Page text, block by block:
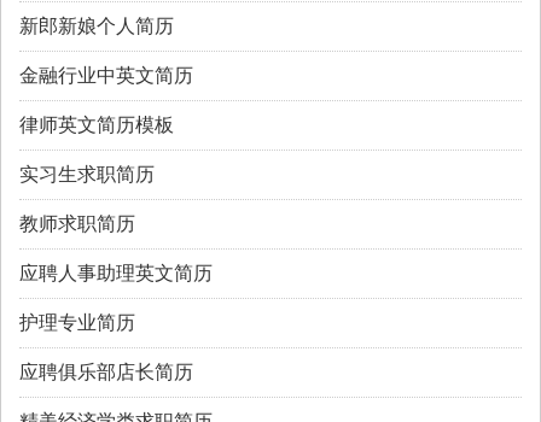
新郎新娘个人简历
金融行业中英文简历
律师英文简历模板
实习生求职简历
教师求职简历
应聘人事助理英文简历
护理专业简历
应聘俱乐部店长简历